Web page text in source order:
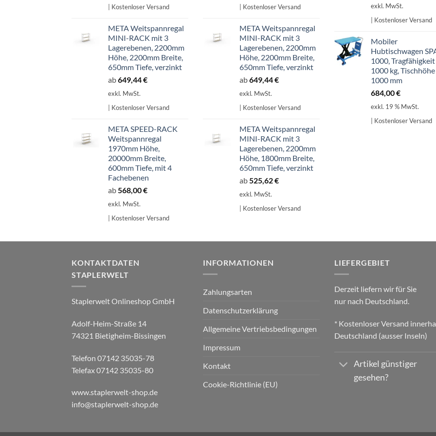
707,14 €
| Kostenloser Versand
META Weitspannregal
MINI-RACK mit 3
Lagerebenen, 2200mm
Höhe, 2200mm Breite,
650mm Tiefe, verzinkt
ab649,44€
exkl. MwSt.
| Kostenloser Versand
META SPEED-RACK
Weitspannregal
1970mm Höhe,
20000mm Breite,
600mm Tiefe, mit 4
Fachebenen
ab568,00€
exkl. MwSt.
| Kostenloser Versand
707,14 €
| Kostenloser Versand
META Weitspannregal
MINI-RACK mit 3
Lagerebenen, 2200mm
Höhe, 2200mm Breite,
650mm Tiefe, verzinkt
ab649,44€
exkl. MwSt.
| Kostenloser Versand
META Weitspannregal
MINI-RACK mit 3
Lagerebenen, 2200mm
Höhe, 1800mm Breite,
650mm Tiefe, verzinkt
ab525,62€
exkl. MwSt.
| Kostenloser Versand
exkl. MwSt.
| Kostenloser Versand
Mobiler
Hubtischwagen
1000, Tragfähigkeit
1000 kg, Tischhöhe
1000 mm
684,00€
exkl. 19 % MwSt.
| Kostenloser Versand
KONTAKTDATEN
STAPLERWELT
Staplerwelt Onlineshop GmbH
Adolf-Heim-Straße 14
74321 Bietigheim-Bissingen
Telefon 07142 35035-78
Telefax 07142 35035-80
www.staplerwelt-shop.de
info@staplerwelt-shop.de
INFORMATIONEN
Zahlungsarten
Datenschutzerklärung
Allgemeine Vertriebsbedingungen
Impressum
Kontakt
Cookie-Richtlinie (EU)
LIEFERGEBIET
Derzeit liefern wir für Sie
nur nach Deutschland.
* Kostenloser Versand
Deutschland (ausser Inseln)
Artikel günstiger
gesehen?